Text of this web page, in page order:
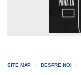
SITE MAP DESPRE NOI